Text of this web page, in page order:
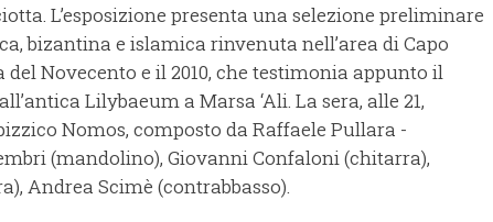
L’esposizione presenta una selezione preliminare
bizantina e islamica rinvenuta nell’area di Capo
Novecento e il 2010, che testimonia appunto il
Lilybaeum a Marsa ‘Ali. La sera, alle 21,
Nomos, composto da Raffaele Pullara -
(mandolino), Giovanni Confaloni (chitarra),
Andrea Scimè (contrabbasso).